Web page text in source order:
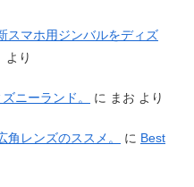
スマホ用ジンバルをディズ
より
ニーランド。 に まお より
レンズのススメ。 に Best